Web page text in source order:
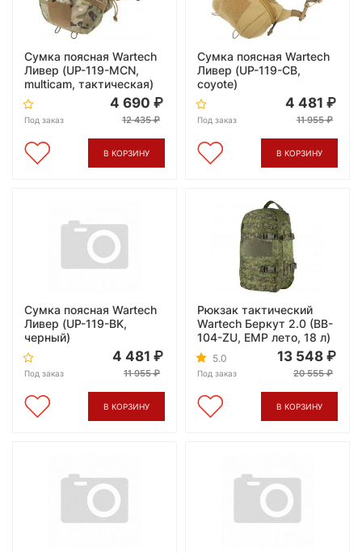
Сумка поясная Wartech
Ливер (UP-119-MCN,
multicam, тактическая)
Под заказ
4 690
12 435
В КОРЗИНУ
Сумка поясная Wartech
Ливер (UP-119-CB,
coyote)
Под заказ
4 481
11 955
В КОРЗИНУ
Сумка поясная Wartech
Ливер (UP-119-BK,
черный)
Под заказ
4 481
11 955
В КОРЗИНУ
Рюкзак тактический
Wartech Беркут 2.0 (BB-
104-ZU, ЕМР лето, 18 л)
5.0
Под заказ
13 548
20 555
В КОРЗИНУ